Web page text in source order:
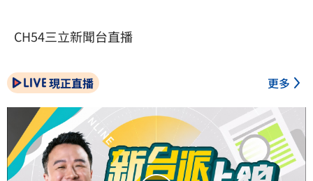
CH54三立新聞台直播
現正直播 更多